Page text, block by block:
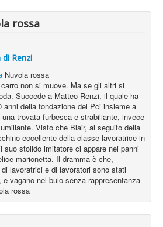
rossa
Renzi
Nuvola rossa
non si muove. Ma se gli altri si
Succede a Matteo Renzi, il quale ha
anni della fondazione del Pci insieme a
trovata furbesca e strabiliante, invece
Visto che Blair, al seguito della
eccellente della classe lavoratrice in
suo stolido imitatore ci appare nei panni
marionetta. Il dramma è che,
lavoratrici e di lavoratori sono stati
vagano nel buio senza rappresentanza
rossa